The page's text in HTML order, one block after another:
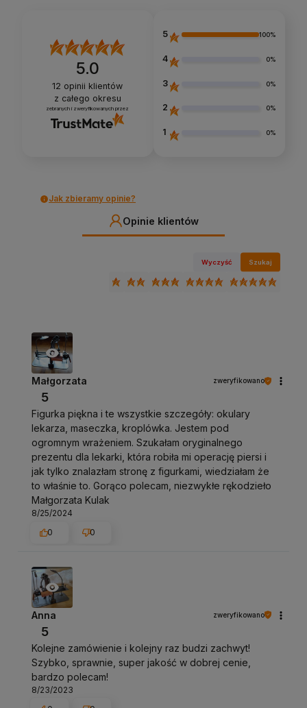
5.0
12 opinii klientów
z całego okresu
zebranych i zweryfikowanych przez
5 100%
4 0%
3 0%
2 0%
1 0%
Jak zbieramy opinie?
Opinie klientów
Wyczyść Szukaj
Małgorzata zweryfikowano
5
Figurka piękna i te wszystkie szczegóły: okulary
lekarza, maseczka, kroplówka. Jestem pod
ogromnym wrażeniem. Szukałam oryginalnego
prezentu dla lekarki, która robiła mi operację piersi i
jak tylko znalazłam stronę z figurkami, wiedziałam że
to właśnie to. Gorąco polecam, niezwykłe rękodzieło
Małgorzata Kulak
8/25/2024
0
0
Anna zweryfikowano
5
Kolejne zamówienie i kolejny raz budzi zachwyt!
Szybko, sprawnie, super jakość w dobrej cenie,
bardzo polecam!
8/23/2023